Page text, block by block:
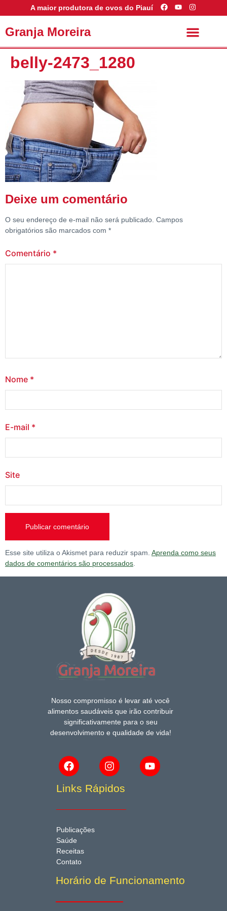
A maior produtora de ovos do Piauí
Granja Moreira
belly-2473_1280
Deixe um comentário
O seu endereço de e-mail não será publicado. Campos
obrigatórios são marcados com *
Comentário *
Nome *
E-mail *
Site
Esse site utiliza o Akismet para reduzir spam. Aprenda como seus
dados de comentários são processados.
Nosso compromisso é levar até você
alimentos saudáveis que irão contribuir
significativamente para o seu
desenvolvimento e qualidade de vida!
Links Rápidos
Publicações
Saúde
Receitas
Contato
Horário de Funcionamento